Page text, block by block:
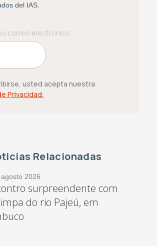
del IAS.
usted acepta nuestra
Privacidad.
Relacionadas
2026
surpreendente com
do rio Pajeú, em